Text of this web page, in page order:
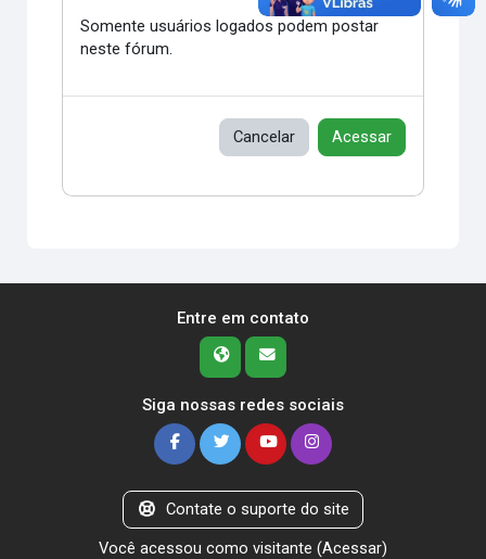
Somente usuários logados podem postar
neste fórum.
Cancelar Acessar
Entre em contato
Siga nossas redes sociais
Contate o suporte do site
Você acessou como visitante (Acessar)